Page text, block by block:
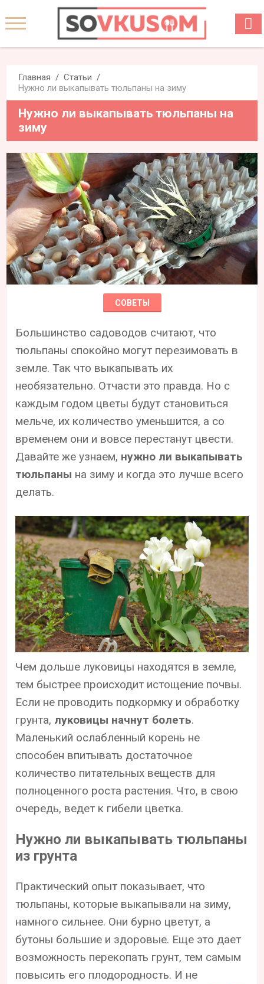
Главная
Статьи
Нужно ли выкапывать тюльпаны на зиму
Нужно ли выкапывать тюльпаны на
зиму
СОВЕТЫ
Большинство садоводов считают, что
тюльпаны спокойно могут перезимовать в
земле. Так что выкапывать их
необязательно. Отчасти это правда. Но с
каждым годом цветы будут становиться
мельче, их количество уменьшится, а со
временем они и вовсе перестанут цвести.
Давайте же узнаем, нужно ли выкапывать
тюльпаны на зиму и когда это лучше всего
делать.
Чем дольше луковицы находятся в земле,
тем быстрее происходит истощение почвы.
Если не проводить подкормку и обработку
грунта, луковицы начнут болеть.
Маленький ослабленный корень не
способен впитывать достаточное
количество питательных веществ для
полноценного роста растения. Что, в свою
очередь, ведет к гибели цветка.
Нужно ли выкапывать тюльпаны
из грунта
Практический опыт показывает, что
тюльпаны, которые выкапывали на зиму,
намного сильнее. Они бурно цветут, а
бутоны большие и здоровые. Еще это дает
возможность перекопать грунт, тем самым
повысить его плодородность. И не